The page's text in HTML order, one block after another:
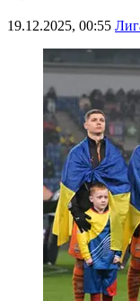
19.12.2025, 00:55